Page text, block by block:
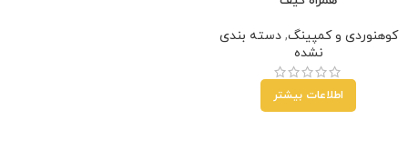
کوهنوردی و کمپینگ,دسته بندی
نشده
اطلاعات بیشتر